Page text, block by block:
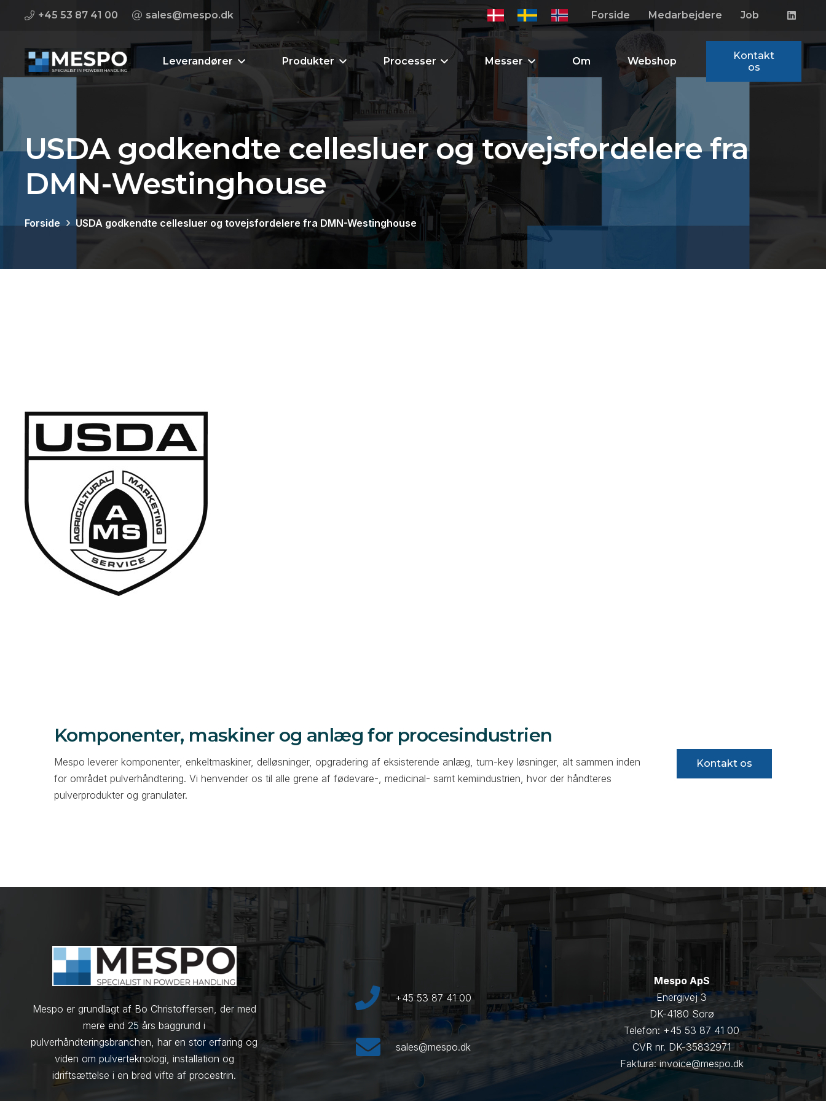
+45 53 87 41 00 sales@mespo.dk Forside Medarbejdere Job
Leverandører Produkter Processer Messer Om Webshop
Kontakt
os
USDA godkendte cellesluer og tovejsfordelere fra
DMN-Westinghouse
Forside USDA godkendte cellesluer og tovejsfordelere fra DMN-Westinghouse
Komponenter, maskiner og anlæg for procesindustrien
Mespo leverer komponenter, enkeltmaskiner, delløsninger, opgradering af eksisterende anlæg, turn-key løsninger, alt sammen inden
for området pulverhåndtering. Vi henvender os til alle grene af fødevare-, medicinal- samt kemiindustrien, hvor der håndteres
pulverprodukter og granulater.
Kontakt os
Mespo er grundlagt af Bo Christoffersen, der med
mere end 25 års baggrund i
pulverhåndteringsbranchen, har en stor erfaring og
viden om pulverteknologi, installation og
idriftsættelse i en bred vifte af procestrin.
+45 53 87 41 00
sales@mespo.dk
Mespo ApS
Energivej 3
DK-4180 Sorø
Telefon: +45 53 87 41 00
CVR nr. DK-35832971
Faktura: invoice@mespo.dk